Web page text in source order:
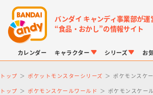
バンダイ キャンディ事業部が運
“食品・おかし”の情報サイト
カレンダー キャラクター シリーズ お
トップ ポケットモンスターシリーズ ポケモンスケ
トップ ポケモンスケールワールド ポケモンスケー